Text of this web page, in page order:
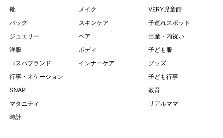
靴
バッグ
ジュエリー
洋服
コスパブランド
行事・オケージョン
SNAP
マタニティ
時計
メイク
スキンケア
ヘア
ボディ
インナーケア
VERY児童館
子連れスポット
出産・内祝い
子ども服
グッズ
子ども行事
教育
リアルママ